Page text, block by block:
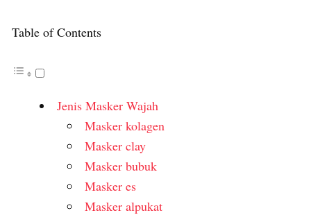
Table of Contents
Jenis Masker Wajah
Masker kolagen
Masker clay
Masker bubuk
Masker es
Masker alpukat